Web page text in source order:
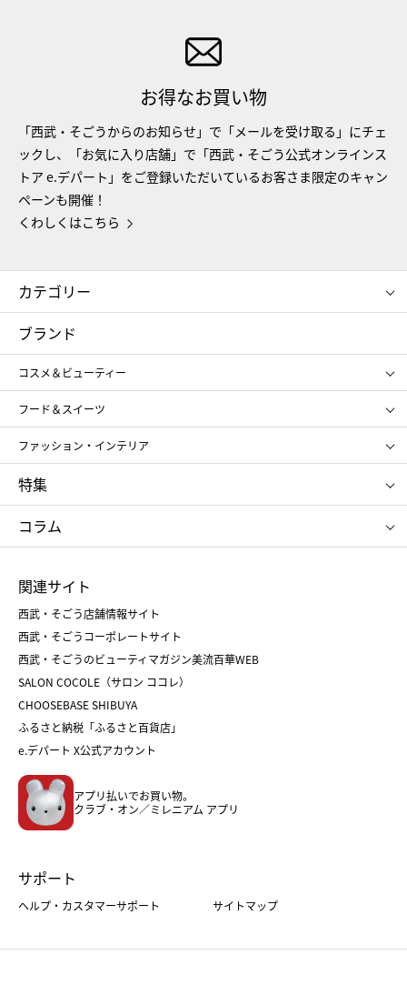
お得なお買い物
「西武・そごうからのお知らせ」で「メールを受け取る」にチェ
ックし、「お気に入り店舗」で「西武・そごう公式オンラインス
トア e.デパート」をご登録いただいているお客さま限定のキャン
ペーンも開催！
くわしくはこちら
カテゴリー
コスメ＆ビューティー
ギフト
レディース
メンズ
スポーツ・アウトドア
お中元
お歳暮
ブランド
コスメ＆ビューティー
SHISEIDO
ポール&ジョー ボーテ
ジルスチュアート
NARS
RMK
クリニーク
SK-Ⅱ
フード＆スイーツ
アンリ・シャルパンティエ
ゴディバ
新宿高野
たねや
ねんりん家
ファッション・インテリア
ポロ ラルフ ローレン
タケオ キクチ
ママ＆キッズ
シュタイフ
特集
お中元
ひな人形
五月人形
父の日
クリスマスケーキ
ホワイトデー
コラム
菓子折り
和菓子
人気のギフト
バレンタイン
ホワイトデー
おせち
フード
ホーム・キッチン＆アート
関連サイト
西武・そごう店舗情報サイト
西武・そごうコーポレートサイト
西武・そごうのビューティマガジン美流百華WEB
SALON COCOLE（サロン ココレ）
CHOOSEBASE SHIBUYA
ふるさと納税「ふるさと百貨店」
e.デパート X公式アカウント
アプリ払いでお買い物。
クラブ・オン／ミレニアム アプリ
サポート
ヘルプ・カスタマーサポート サイトマップ